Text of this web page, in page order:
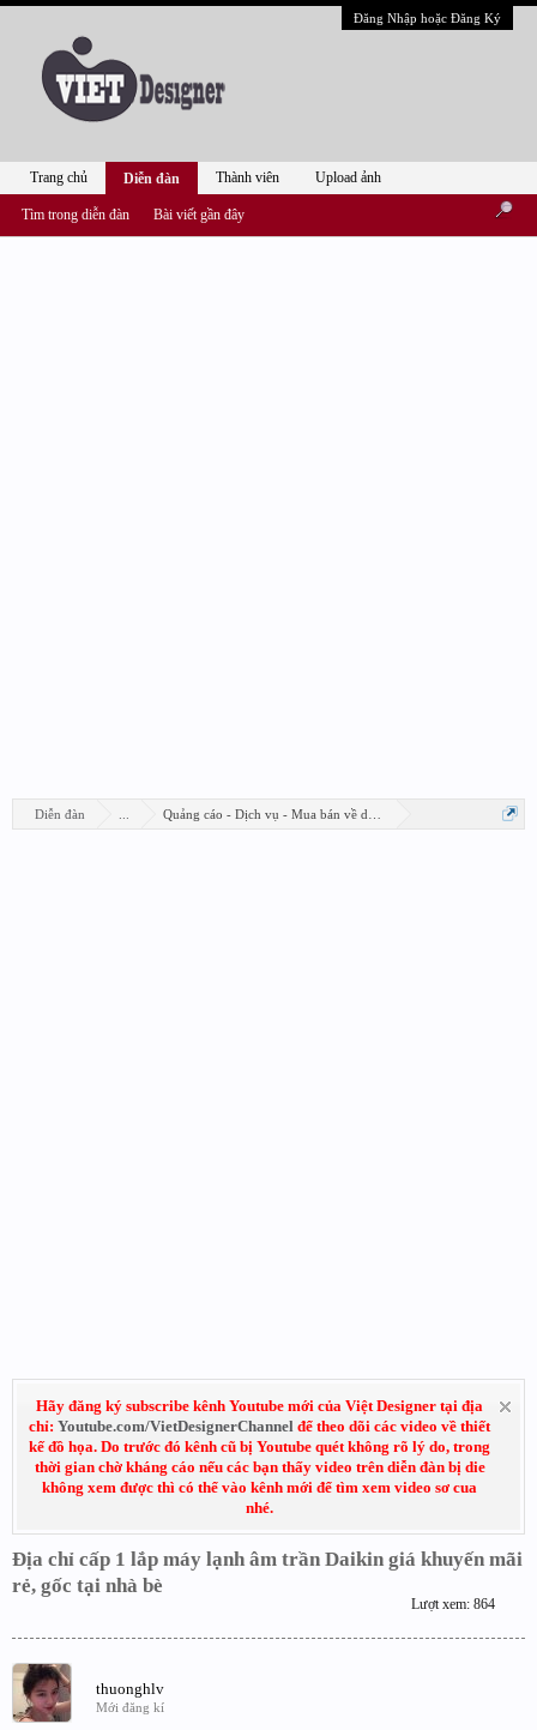
Đăng Nhập hoặc Đăng Ký
Diễn đàn Quảng cáo - Dịch vụ - Mua bán về design
Hãy đăng ký subscribe kênh Youtube mới của Việt Designer tại địa
chỉ: Youtube.com/VietDesignerChannel để theo dõi các video về thiết
kế đồ họa. Do trước đó kênh cũ bị Youtube quét không rõ lý do, trong
thời gian chờ kháng cáo nếu các bạn thấy video trên diễn đàn bị die
không xem được thì có thể vào kênh mới để tìm xem video sơ cua
nhé.
Địa chỉ cấp 1 lắp máy lạnh âm trần Daikin giá khuyến mãi
rẻ, gốc tại nhà bè
Lượt xem: 864
thuonghlv
Mới đăng kí
Trang chủ Diễn đàn
Tìm trong diễn đàn Bài viết gần đây
Thành viên Upload ảnh